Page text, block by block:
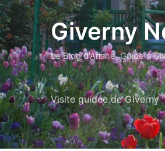
Giverny
Le Blog d'Ariane, Guide à
Visite guidée de Giverny